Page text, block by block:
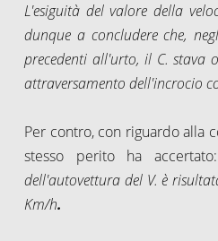
L'esiguità del valore della
dunque a concludere che,
precedenti all'urto, il C. stava
attraversamento dell'incrocio
Per contro, con riguardo alla
stesso perito ha
dell'autovettura del V. è
Km/h.